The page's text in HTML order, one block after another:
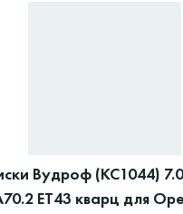
Вудроф (КС1044)
ET43 кварц для